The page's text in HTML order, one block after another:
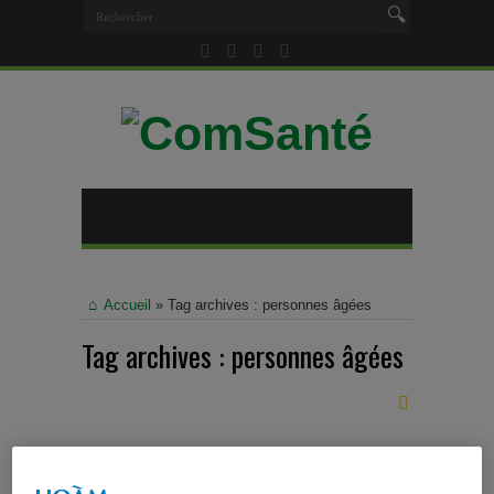
Accueil » Tag archives : personnes âgées
Tag archives : personnes âgées
Rechercher des informations